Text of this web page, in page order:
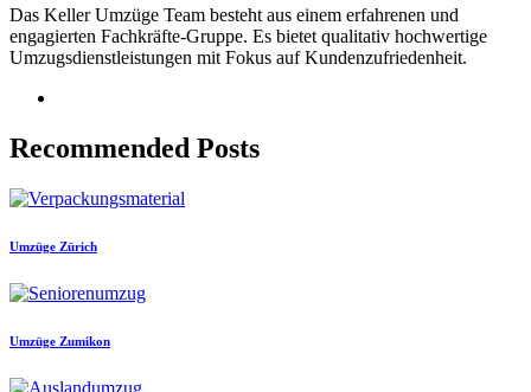
Das Keller Umzüge Team besteht aus einem erfahrenen und
engagierten Fachkräfte-Gruppe. Es bietet qualitativ hochwertige
Umzugsdienstleistungen mit Fokus auf Kundenzufriedenheit.
Recommended Posts
Umzüge Zürich
Umzüge Zumikon